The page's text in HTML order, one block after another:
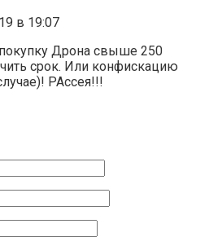
в 19:07
Дрона свыше 250
срок. Или конфискацию
РАссея!!!